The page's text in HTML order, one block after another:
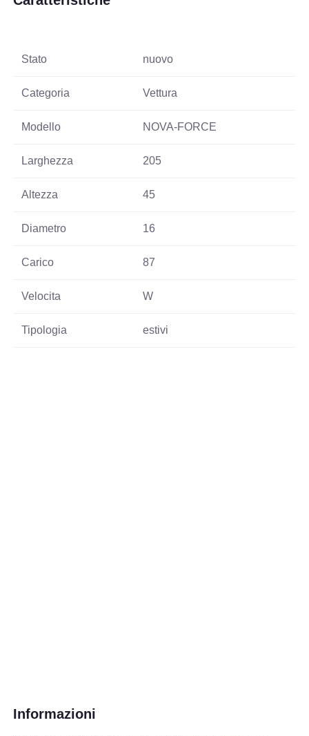
Stato nuovo
Categoria Vettura
Modello NOVA-FORCE
Larghezza 205
Altezza 45
Diametro 16
Carico 87
Velocita W
Tipologia estivi
Informazioni